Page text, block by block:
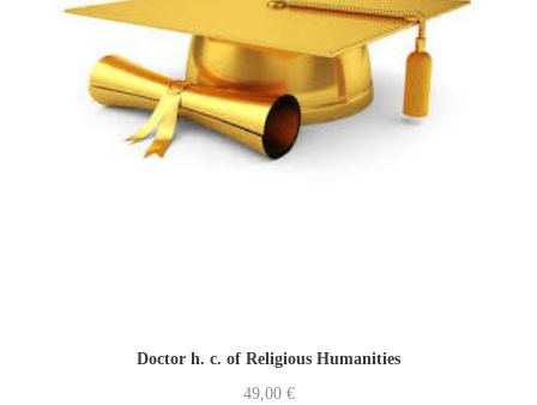
Doctor h. c. of Religious Humanities
49,00 €